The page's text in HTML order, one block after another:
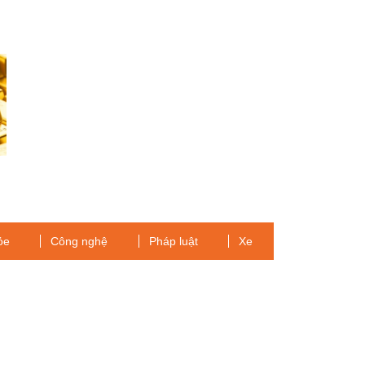
Công nghệ Pháp luật Xe